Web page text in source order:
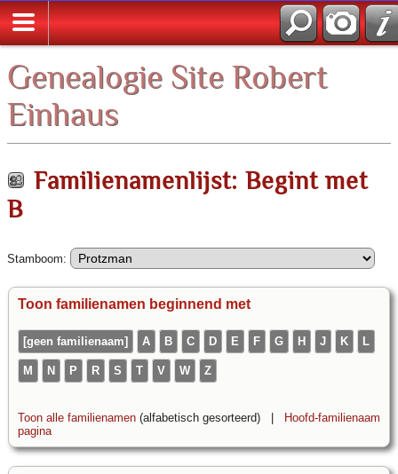
Genealogie Site Robert
Einhaus
Familienamenlijst: Begint met
B
Stamboom:
Toon familienamen beginnend met
[geen familienaam] A B C D E F G H J K L
M N P R S T V W Z
Toon alle familienamen (alfabetisch gesorteerd) | Hoofd-familienaam
pagina